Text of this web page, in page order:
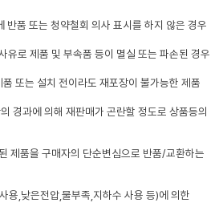
반품 또는 청약철회 의사 표시를 하지 않은 경우
유로 제품 및 부속품 등이 멸실 또는 파손된 경우
또는 설치 전이라도 재포장이 불가능한 제품
경과에 의해 재판매가 곤란할 정도로 상품등의
제품을 구매자의 단순변심으로 반품/교환하는
용,낮은전압,물부족,지하수 사용 등)에 의한